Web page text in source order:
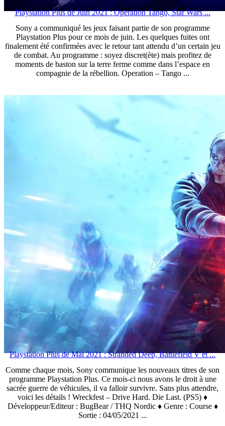
Playstation Plus de Juin 2021 : Operation Tango, Star Wars ...
Sony a communiqué les jeux faisant partie de son programme
Playstation Plus pour ce mois de juin. Les quelques fuites ont
finalement été confirmées avec le retour tant attendu d’un certain jeu
de combat. Au programme : soyez discret(ète) mais profitez de
moments de baston sur la terre ferme comme dans l’espace en
compagnie de la rébellion. Operation – Tango ...
Playstation Plus de Mai 2021 : Stranded Deep, Battlefield V et ...
Comme chaque mois, Sony communique les nouveaux titres de son
programme Playstation Plus. Ce mois-ci nous avons le droit à une
sacrée guerre de véhicules, il va falloir survivre. Sans plus attendre,
voici les détails ! Wreckfest – Drive Hard. Die Last. (PS5) ♦
Développeur/Editeur : BugBear / THQ Nordic ♦ Genre : Course ♦
Sortie : 04/05/2021 ...